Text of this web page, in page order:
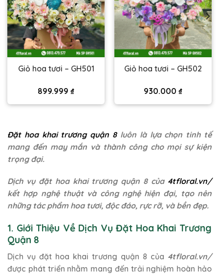
Giỏ hoa tươi – GH501
899.999 ₫
Giỏ hoa tươi – GH502
930.000 ₫
Đặt hoa khai trương quận 8luôn là lựa chọn tinh tế
mang đến may mắn và thành công cho mọi sự kiện
trọng đại.
Dịch vụ đặt hoa khai trương quận 8 của 4tfloral.vn/
kết hợp nghệ thuật và công nghệ hiện đại, tạo nên
những tác phẩm hoa tươi, độc đáo, rực rỡ, và bền đẹp.
1. Giới Thiệu Về Dịch Vụ Đặt Hoa Khai Trương
Quận 8
Dịch vụ đặt hoa khai trương quận 8 của 4tfloral.vn/
được phát triển nhằm mang đến trải nghiệm hoàn hảo